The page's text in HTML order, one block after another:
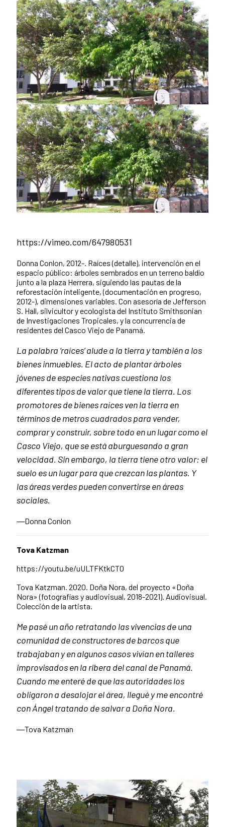
https://vimeo.com/647980531
Donna Conlon, 2012-. Raíces (detalle), intervención en el
espacio público: árboles sembrados en un terreno baldío
junto a la plaza Herrera, siguiendo las pautas de la
reforestación inteligente, (documentación en progreso,
2012-), dimensiones variables. Con asesoría de Jefferson
S. Hall, silvicultor y ecologista del Instituto Smithsonian
de Investigaciones Tropicales, y la concurrencia de
residentes del Casco Viejo de Panamá.
La palabra ‘raíces’ alude a la tierra y también a los
bienes inmuebles. El acto de plantar árboles
jóvenes de especies nativas cuestiona los
diferentes tipos de valor que tiene la tierra. Los
promotores de bienes raíces ven la tierra en
términos de metros cuadrados para vender,
comprar y construir, sobre todo en un lugar como el
Casco Viejo, que se está aburguesando a gran
velocidad. Sin embargo, la tierra tiene otro valor: el
suelo es un lugar para que crezcan las plantas. Y
las áreas verdes pueden convertirse en áreas
sociales.
―Donna Conlon
Tova Katzman
https://youtu.be/uULTFKtkCT0
Tova Katzman. 2020. Doña Nora, del proyecto «Doña
Nora» (fotografías y audiovisual, 2018-2021). Audiovisual.
Colección de la artista.
Me pasé un año retratando las vivencias de una
comunidad de constructores de barcos que
trabajaban y en algunos casos vivían en talleres
improvisados en la ribera del canal de Panamá.
Cuando me enteré de que las autoridades los
obligaron a desalojar el área, llegué y me encontré
con Ángel tratando de salvar a Doña Nora.
―Tova Katzman